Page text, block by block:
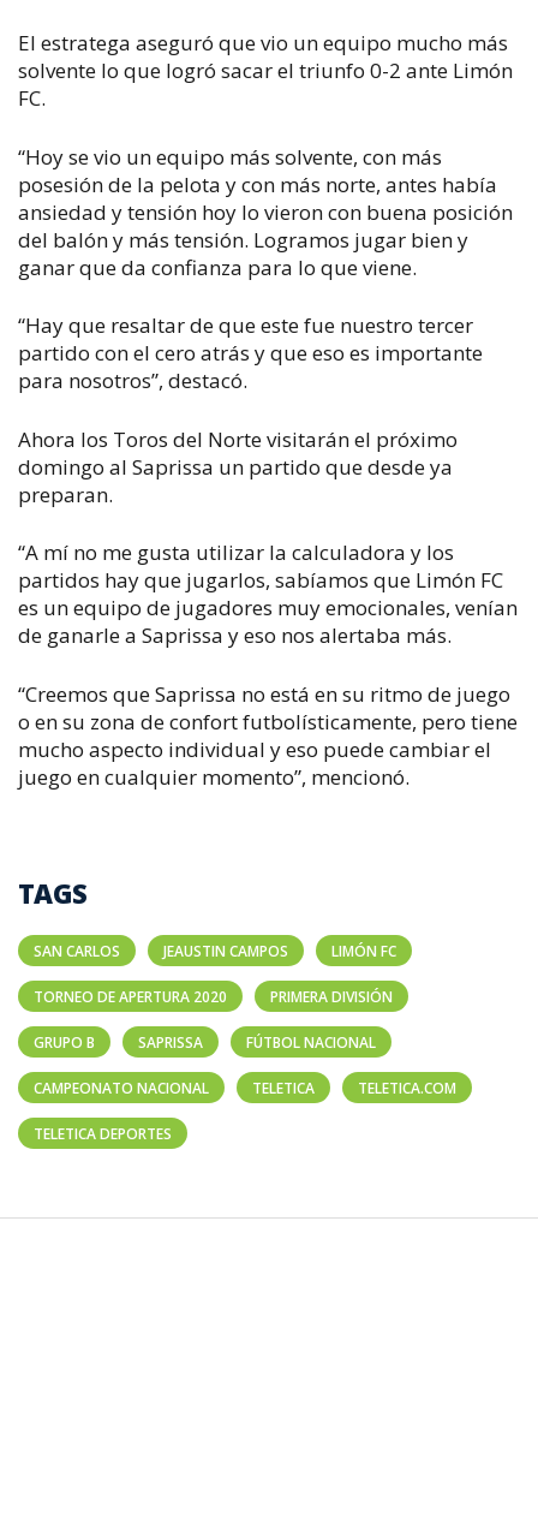
El estratega aseguró que vio un equipo mucho más
solvente lo que logró sacar el triunfo 0-2 ante Limón
FC.
“Hoy se vio un equipo más solvente, con más
posesión de la pelota y con más norte, antes había
ansiedad y tensión hoy lo vieron con buena posición
del balón y más tensión. Logramos jugar bien y
ganar que da confianza para lo que viene.
“Hay que resaltar de que este fue nuestro tercer
partido con el cero atrás y que eso es importante
para nosotros”, destacó.
Ahora los Toros del Norte visitarán el próximo
domingo al Saprissa un partido que desde ya
preparan.
“A mí no me gusta utilizar la calculadora y los
partidos hay que jugarlos, sabíamos que Limón FC
es un equipo de jugadores muy emocionales, venían
de ganarle a Saprissa y eso nos alertaba más.
“Creemos que Saprissa no está en su ritmo de juego
o en su zona de confort futbolísticamente, pero tiene
mucho aspecto individual y eso puede cambiar el
juego en cualquier momento”, mencionó.
TAGS
SAN CARLOS JEAUSTIN CAMPOS LIMÓN FC
TORNEO DE APERTURA 2020 PRIMERA DIVISIÓN
GRUPO B SAPRISSA FÚTBOL NACIONAL
CAMPEONATO NACIONAL TELETICA TELETICA.COM
TELETICA DEPORTES